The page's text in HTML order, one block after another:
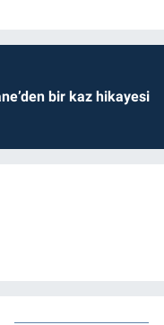
bir kaz hikayesi